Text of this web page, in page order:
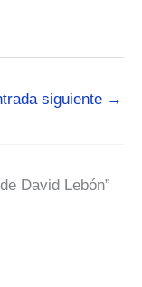
siguiente →
David Lebón”